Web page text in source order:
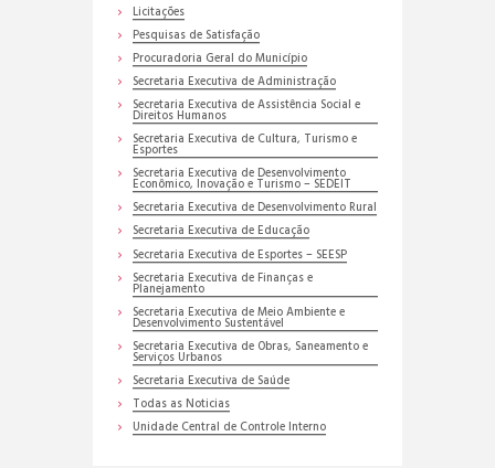
Licitações
Pesquisas de Satisfação
Procuradoria Geral do Município
Secretaria Executiva de Administração
Secretaria Executiva de Assistência Social e
Direitos Humanos
Secretaria Executiva de Cultura, Turismo e
Esportes
Secretaria Executiva de Desenvolvimento
Econômico, Inovação e Turismo – SEDEIT
Secretaria Executiva de Desenvolvimento Rural
Secretaria Executiva de Educação
Secretaria Executiva de Esportes – SEESP
Secretaria Executiva de Finanças e
Planejamento
Secretaria Executiva de Meio Ambiente e
Desenvolvimento Sustentável
Secretaria Executiva de Obras, Saneamento e
Serviços Urbanos
Secretaria Executiva de Saúde
Todas as Noticias
Unidade Central de Controle Interno